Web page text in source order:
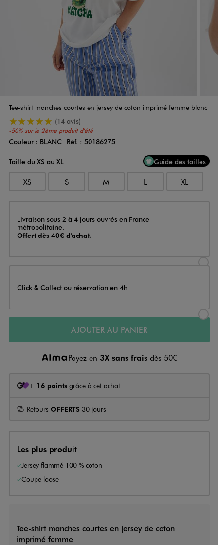
Tee-shirt manches courtes en jersey de coton imprimé femme blanc
-50% sur le 2ème produit d'été
5/5 de moyenne(14 avis)
Couleur
Couleur : BLANC Réf. : 50186275
Taille du XS au XL
Guide des tailles
XS S M L XL
Livraison
Livraison sous 2 à 4 jours ouvrés en France
métropolitaine.
Offert dès 40€ d'achat.
Click & Collect ou réservation en 4h
AJOUTER AU PANIER
Payez en 3X sans frais dès 50€
+ 16 points grâce à cet achat
Retours OFFERTS 30 jours
Les plus produit
Jersey flammé 100 % coton
Coupe loose
Tee-shirt manches courtes en jersey de coton
imprimé femme